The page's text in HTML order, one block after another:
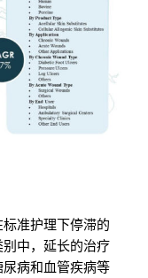
准护理下停滞的
中，延长的治疗
病和血管疾病等